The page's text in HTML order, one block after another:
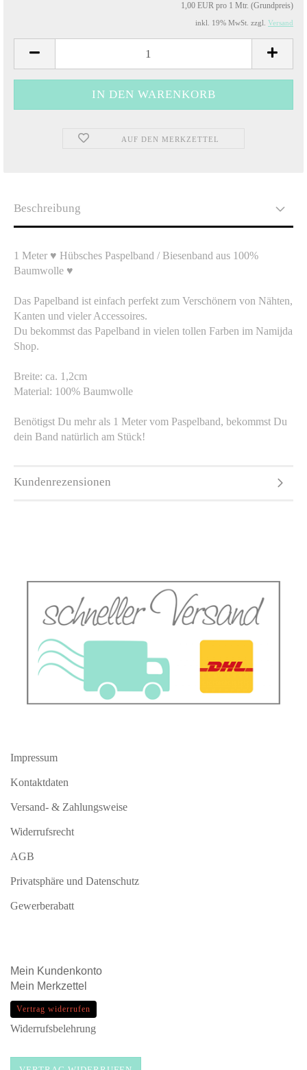
1,00 EUR pro 1 Mtr. (Grundpreis)
inkl. 19% MwSt. zzgl. Versand
AUF DEN MERKZETTEL
Beschreibung
1 Meter ♥ Hübsches Paspelband / Biesenband aus 100%
Baumwolle ♥
Das Papelband ist einfach perfekt zum Verschönern von Nähten,
Kanten und vieler Accessoires.
Du bekommst das Papelband in vielen tollen Farben im Namijda
Shop.
Breite: ca. 1,2cm
Material: 100% Baumwolle
Benötigst Du mehr als 1 Meter vom Paspelband, bekommst Du
dein Band natürlich am Stück!
Kundenrezensionen
Impressum
Kontaktdaten
Versand- & Zahlungsweise
Widerrufsrecht
AGB
Privatsphäre und Datenschutz
Gewerberabatt
Mein Kundenkonto
Mein Merkzettel
Vertrag widerrufen
Widerrufsbelehrung